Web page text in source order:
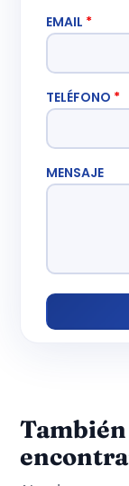
EMAIL *
TELÉFONO *
MENSAJE